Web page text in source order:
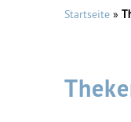
Startseite »